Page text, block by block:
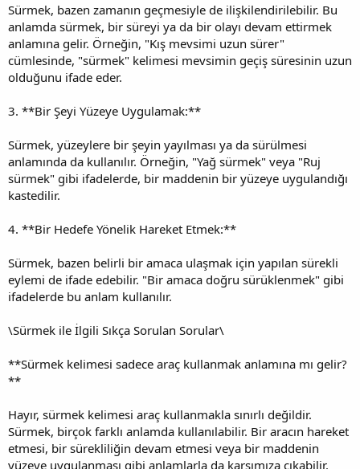
Sürmek, bazen zamanın geçmesiyle de ilişkilendirilebilir. Bu
anlamda sürmek, bir süreyi ya da bir olayı devam ettirmek
anlamına gelir. Örneğin, "Kış mevsimi uzun sürer"
cümlesinde, "sürmek" kelimesi mevsimin geçiş süresinin uzun
olduğunu ifade eder.
3. **Bir Şeyi Yüzeye Uygulamak:**
Sürmek, yüzeylere bir şeyin yayılması ya da sürülmesi
anlamında da kullanılır. Örneğin, "Yağ sürmek" veya "Ruj
sürmek" gibi ifadelerde, bir maddenin bir yüzeye uygulandığı
kastedilir.
4. **Bir Hedefe Yönelik Hareket Etmek:**
Sürmek, bazen belirli bir amaca ulaşmak için yapılan sürekli
eylemi de ifade edebilir. "Bir amaca doğru sürüklenmek" gibi
ifadelerde bu anlam kullanılır.
\Sürmek ile İlgili Sıkça Sorulan Sorular\
**Sürmek kelimesi sadece araç kullanmak anlamına mı gelir?
**
Hayır, sürmek kelimesi araç kullanmakla sınırlı değildir.
Sürmek, birçok farklı anlamda kullanılabilir. Bir aracın hareket
etmesi, bir sürekliliğin devam etmesi veya bir maddenin
yüzeye uygulanması gibi anlamlarla da karşımıza çıkabilir.